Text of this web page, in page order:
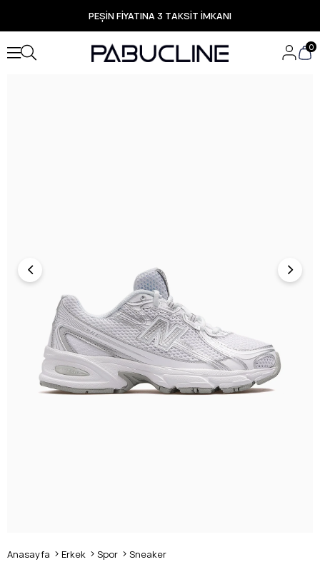
PEŞİN FİYATINA 3 TAKSİT İMKANI
TÜM ÜRÜNLERDE ÜCRETSİZ KARGO
Yeni Sezon Ürünlerde Özel Fırsatlar
Seçili Ürünlerde Hızlı Teslimat
0
Anasayfa Erkek Spor Sneaker